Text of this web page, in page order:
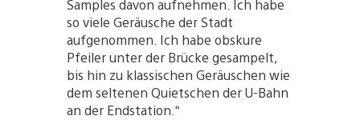
Samples davon aufnehmen. Ich habe
so viele Geräusche der Stadt
aufgenommen. Ich habe obskure
Pfeiler unter der Brücke gesampelt,
bis hin zu klassischen Geräuschen wie
dem seltenen Quietschen der U-Bahn
an der Endstation.“